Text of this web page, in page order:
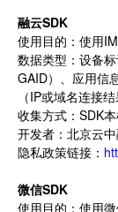
融云SDK
使用目的：使用
数据类型：设备
GAID）、应用信
（IP或域名连接
收集方式：SDK
开发者：北京云
隐私政策链接：
微信SDK
使用目的：使用